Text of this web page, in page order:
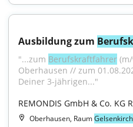
Ausbildung zum
"...zum Berufskraftfahrer
Oberhausen // zum
Deiner 3-jährigen..."
REMONDIS GmbH & Co. KG
Oberhausen, Raum